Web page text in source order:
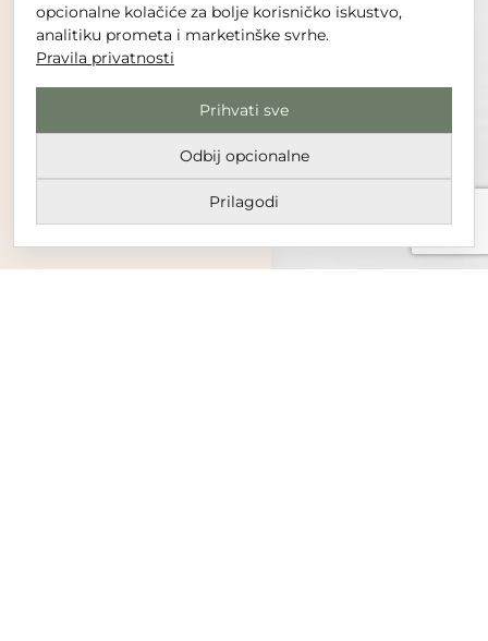
opcionalne kolačiće za bolje korisničko iskustvo,
analitiku prometa i marketinške svrhe.
Pravila privatnosti
Prihvati sve
Odbij opcionalne
Prilagodi